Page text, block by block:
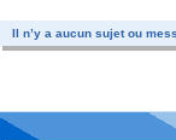
Il n’y a aucun sujet ou